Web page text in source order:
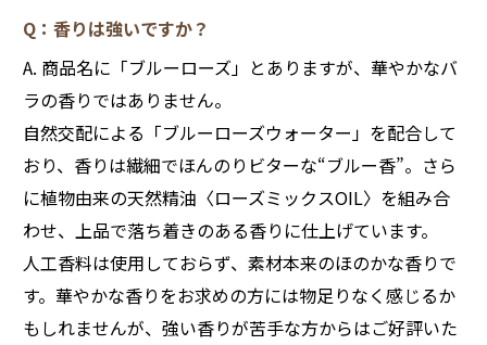
Q：香りは強いですか？
A. 商品名に「ブルーローズ」とありますが、華やかなバ
ラの香りではありません。
自然交配による「ブルーローズウォーター」を配合して
おり、香りは繊細でほんのりビターな“ブルー香”。さら
に植物由来の天然精油〈ローズミックスOIL〉を組み合
わせ、上品で落ち着きのある香りに仕上げています。
人工香料は使用しておらず、素材本来のほのかな香りで
す。華やかな香りをお求めの方には物足りなく感じるか
もしれませんが、強い香りが苦手な方からはご好評いた